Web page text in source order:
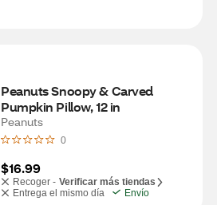
Peanuts Snoopy & Carved
Pumpkin Pillow, 12 in
Peanuts
0
$16.99
Recoger - Verificar más tiendas
Entrega el mismo día
Envío